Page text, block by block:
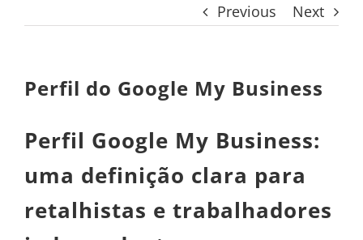
A MINHA CONTA
Previous Next
Perfil do Google My Business
Perfil Google My Business:
uma definição clara para
retalhistas e trabalhadores